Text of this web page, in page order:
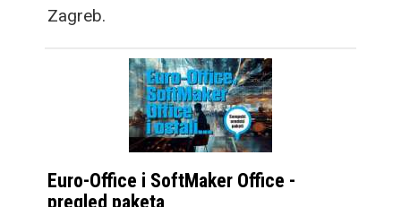
Zagreb.
Euro-Office i SoftMaker Office -
pregled paketa